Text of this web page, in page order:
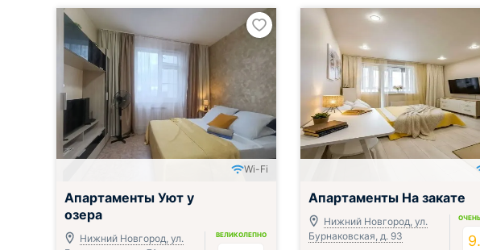
Wi-Fi
Апартаменты Уют у
озера
Нижний Новгород, ул.
ВЕЛИКОЛЕПНО
Апартаменты На закате
Нижний Новгород, ул.
Бурнаковская, д. 93